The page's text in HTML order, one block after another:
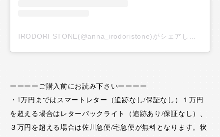
ーーーーご購入前にお読み下さいーーーー
・1万円まではスマートレター（追跡なし/保証なし）１万円
を超える場合はレターパックライト（追跡あり/保証なし）、
３万円を超える場合は佐川急便/宅急便が無料となります。状